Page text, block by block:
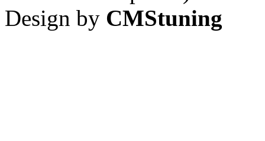
Design by CMStuning